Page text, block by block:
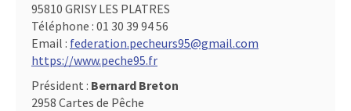
95810 GRISY LES PLATRES
Téléphone : 01 30 39 94 56
Email : federation.pecheurs95@gmail.com
https://www.peche95.fr
Président : Bernard Breton
2958 Cartes de Pêche